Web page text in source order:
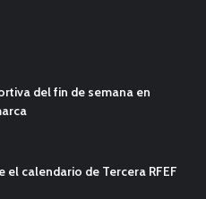
del fin de semana en
el calendario de Tercera RFEF